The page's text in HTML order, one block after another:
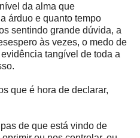
da alma que
árduo e quanto tempo
sentindo grande dúvida, a
às vezes, o medo de
tangível de toda a
que é hora de declarar,
de que está vindo de